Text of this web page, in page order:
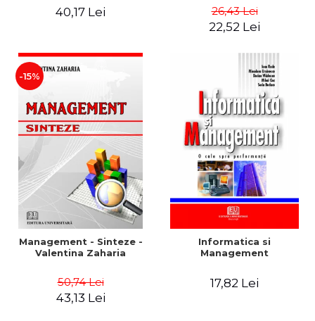
40,17 Lei 26,43 Lei
22,52 Lei
-15%
Management - Sinteze -
Valentina Zaharia
50,74 Lei
43,13 Lei
Informatica si
Management
17,82 Lei